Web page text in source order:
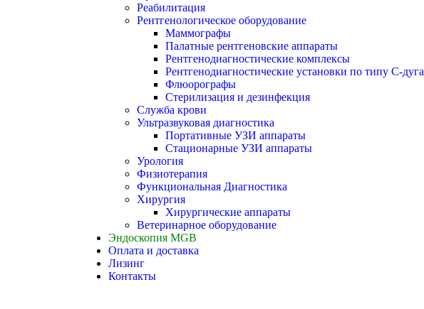
Реабилитация
Рентгенологическое оборудование
Маммографы
Палатные рентгеновские аппараты
Рентгенодиагностические комплексы
Рентгенодиагностические установки по типу С-дуга
Флюорографы
Стерилизация и дезинфекция
Служба крови
Ультразвуковая диагностика
Портативные УЗИ аппараты
Стационарные УЗИ аппараты
Урология
Физиотерапия
Функциональная Диагностика
Хирургия
Хирургические аппараты
Ветеринарное оборудование
Эндоскопия MGB
Оплата и доставка
Лизинг
Контакты